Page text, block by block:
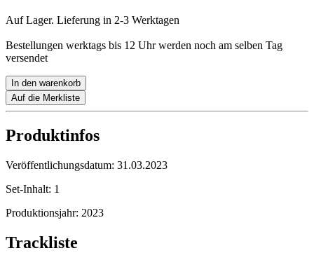
Auf Lager. Lieferung in 2-3 Werktagen
Bestellungen werktags bis 12 Uhr werden noch am selben Tag
versendet
In den warenkorb
Auf die Merkliste
Produktinfos
Veröffentlichungsdatum: 31.03.2023
Set-Inhalt: 1
Produktionsjahr: 2023
Trackliste